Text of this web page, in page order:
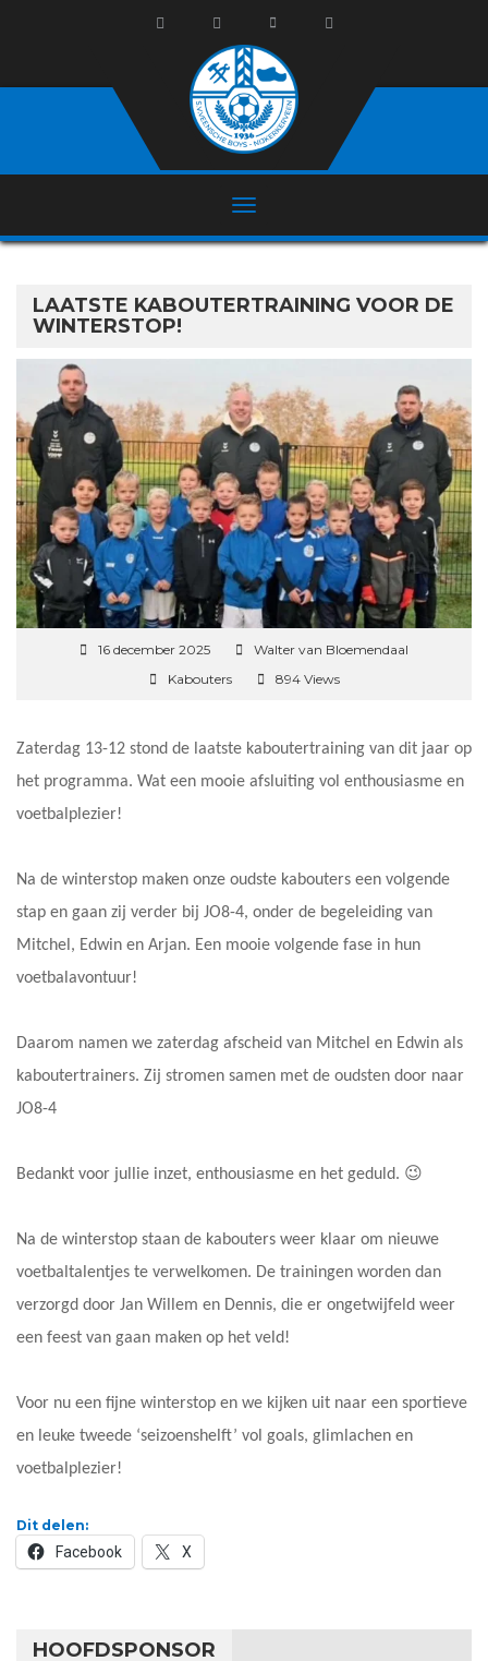
LAATSTE KABOUTERTRAINING VOOR DE
WINTERSTOP!
16 december 2025
Walter van Bloemendaal
Kabouters
894 Views
Zaterdag 13-12 stond de laatste kaboutertraining van dit jaar op
het programma. Wat een mooie afsluiting vol enthousiasme en
voetbalplezier!
Na de winterstop maken onze oudste kabouters een volgende
stap en gaan zij verder bij JO8-4, onder de begeleiding van
Mitchel, Edwin en Arjan. Een mooie volgende fase in hun
voetbalavontuur!
Daarom namen we zaterdag afscheid van Mitchel en Edwin als
kaboutertrainers. Zij stromen samen met de oudsten door naar
JO8-4
Bedankt voor jullie inzet, enthousiasme en het geduld. 😉
Na de winterstop staan de kabouters weer klaar om nieuwe
voetbaltalentjes te verwelkomen. De trainingen worden dan
verzorgd door Jan Willem en Dennis, die er ongetwijfeld weer
een feest van gaan maken op het veld!
Voor nu een fijne winterstop en we kijken uit naar een sportieve
en leuke tweede ‘seizoenshelft’ vol goals, glimlachen en
voetbalplezier!
Dit delen:
Facebook X
HOOFDSPONSOR